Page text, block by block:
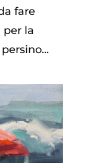
fare
per la